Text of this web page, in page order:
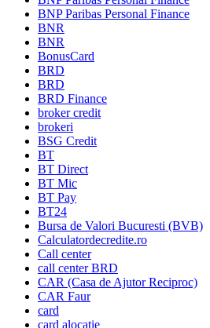
BNP Paribas Personal Finance
BNR
BNR
BonusCard
BRD
BRD
BRD Finance
broker credit
brokeri
BSG Credit
BT
BT Direct
BT Mic
BT Pay
BT24
Bursa de Valori Bucuresti (BVB)
Calculatordecredite.ro
Call center
call center BRD
CAR (Casa de Ajutor Reciproc)
CAR Faur
card
card alocatie